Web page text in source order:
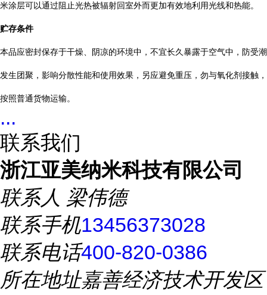
米涂层可以通过阻止光热被辐射回室外而更加有效地利用光线和热能。
贮存条件
本品应密封保存于干燥、阴凉的环境中，不宜长久暴露于空气中，防受潮
发生团聚，影响分散性能和使用效果，另应避免重压，勿与氧化剂接触，
按照普通货物运输。
...
联系我们
浙江亚美纳米科技有限公司
联系人 梁伟德
联系手机13456373028
联系电话400-820-0386
所在地址嘉善经济技术开发区